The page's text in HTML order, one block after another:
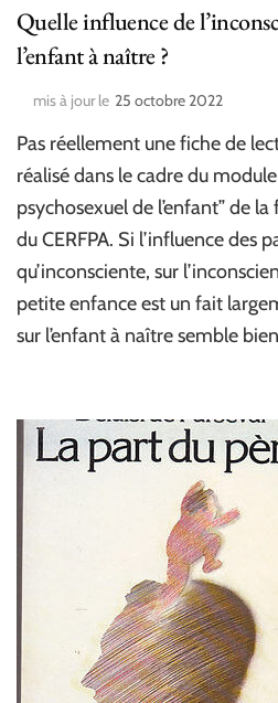
Quelle influence de
l’enfant à naître ?
mis à jour le 25 octobre 2022
Pas réellement une fiche de
réalisé dans le cadre du
psychosexuel de l’enfant” de
du CERFPA. Si l’influence des
qu’inconsciente, sur
petite enfance est un fait
sur l’enfant à naître semble